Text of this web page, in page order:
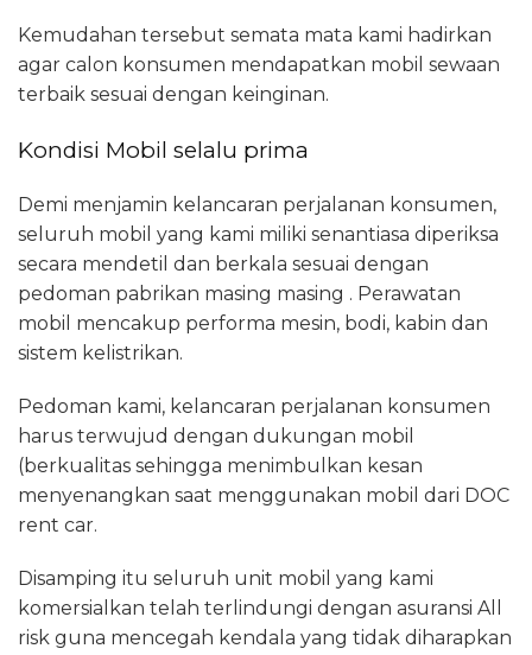
Kemudahan tersebut semata mata kami hadirkan
agar calon konsumen mendapatkan mobil sewaan
terbaik sesuai dengan keinginan.
Kondisi Mobil selalu prima
Demi menjamin kelancaran perjalanan konsumen,
seluruh mobil yang kami miliki senantiasa diperiksa
secara mendetil dan berkala sesuai dengan
pedoman pabrikan masing masing . Perawatan
mobil mencakup performa mesin, bodi, kabin dan
sistem kelistrikan.
Pedoman kami, kelancaran perjalanan konsumen
harus terwujud dengan dukungan mobil
(berkualitas sehingga menimbulkan kesan
menyenangkan saat menggunakan mobil dari DOC
rent car.
Disamping itu seluruh unit mobil yang kami
komersialkan telah terlindungi dengan asuransi All
risk guna mencegah kendala yang tidak diharapkan